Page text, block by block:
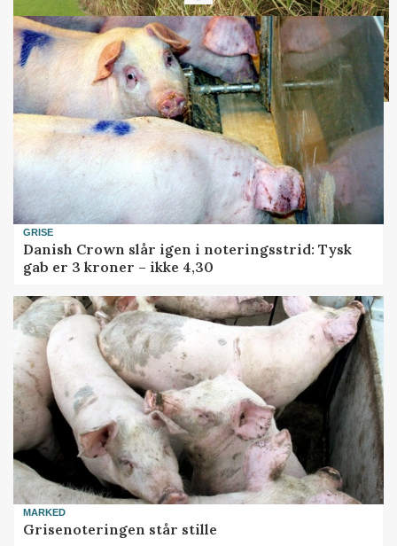
GRISE
Danish Crown slår igen i noteringsstrid: Tysk
gab er 3 kroner – ikke 4,30
MARKED
Grisenoteringen står stille